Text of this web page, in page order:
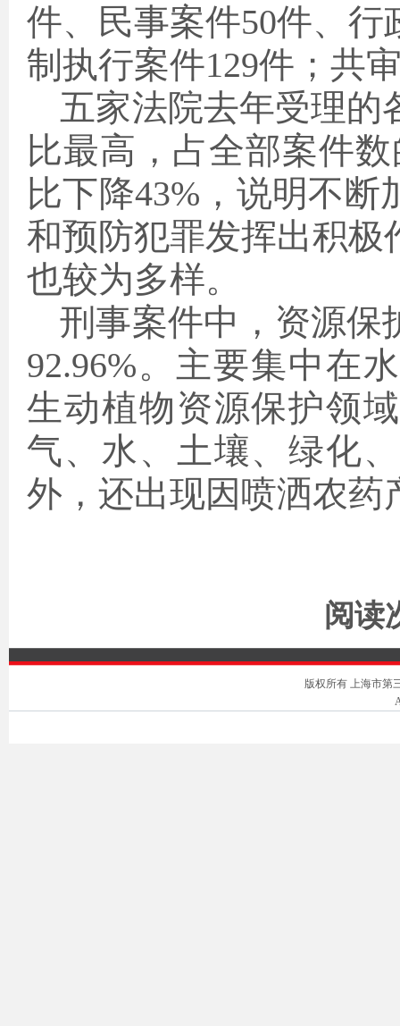
件、民事案件50件、
制执行案件129件；共
五家法院去年受理的
比最高，占全部案件
比下降43%，说明不
和预防犯罪发挥出积极
也较为多样。
刑事案件中，资源保
92.96%。主要集中在
生动植物资源保护领
气、水、土壤、绿化
外，还出现因喷洒农药
阅读
版权所有 上海市第